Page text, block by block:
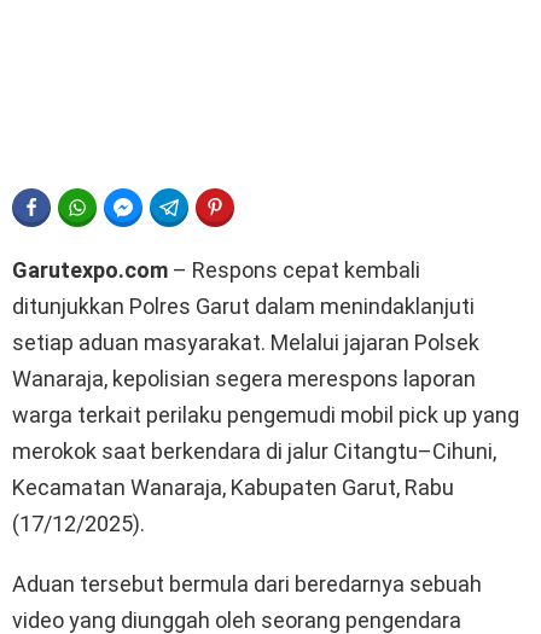
FACEBOOKWHATSAPPFACEBOOK MESSENGER
TELEGRAM
Garutexpo.com – Respons cepat kembali
ditunjukkan Polres Garut dalam menindaklanjuti
setiap aduan masyarakat. Melalui jajaran Polsek
Wanaraja, kepolisian segera merespons laporan
warga terkait perilaku pengemudi mobil pick up yang
merokok saat berkendara di jalur Citangtu–Cihuni,
Kecamatan Wanaraja, Kabupaten Garut, Rabu
(17/12/2025).
Aduan tersebut bermula dari beredarnya sebuah
video yang diunggah oleh seorang pengendara